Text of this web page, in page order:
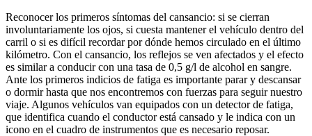
Reconocer los primeros síntomas del cansancio: si se cierran
involuntariamente los ojos, si cuesta mantener el vehículo dentro del
carril o si es difícil recordar por dónde hemos circulado en el último
kilómetro. Con el cansancio, los reflejos se ven afectados y el efecto
es similar a conducir con una tasa de 0,5 g/l de alcohol en sangre.
Ante los primeros indicios de fatiga es importante parar y descansar
o dormir hasta que nos encontremos con fuerzas para seguir nuestro
viaje. Algunos vehículos van equipados con un detector de fatiga,
que identifica cuando el conductor está cansado y le indica con un
icono en el cuadro de instrumentos que es necesario reposar.